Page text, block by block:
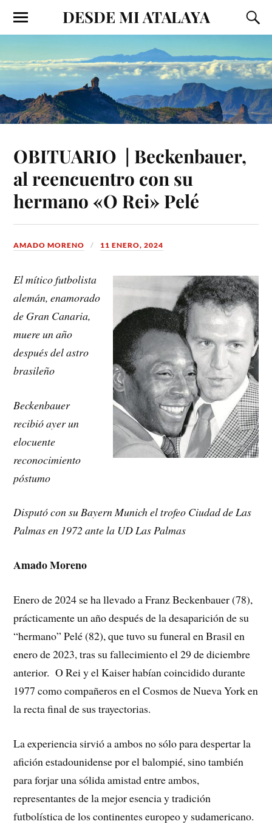
DESDE MI ATALAYA
OBITUARIO | Beckenbauer,
al reencuentro con su
hermano «O Rei» Pelé
AMADO MORENO 11 ENERO, 2024
El mítico futbolista
alemán, enamorado
de Gran Canaria,
muere un año
después del astro
brasileño
Beckenbauer
recibió ayer un
elocuente
reconocimiento
póstumo
Disputó con su Bayern Munich el trofeo Ciudad de Las
Palmas en 1972 ante la UD Las Palmas
Amado Moreno
Enero de 2024 se ha llevado a Franz Beckenbauer (78),
prácticamente un año después de la desaparición de su
“hermano” Pelé (82), que tuvo su funeral en Brasil en
enero de 2023, tras su fallecimiento el 29 de diciembre
anterior. O Rei y el Kaiser habían coincidido durante
1977 como compañeros en el Cosmos de Nueva York en
la recta final de sus trayectorias.
La experiencia sirvió a ambos no sólo para despertar la
afición estadounidense por el balompié, sino también
para forjar una sólida amistad entre ambos,
representantes de la mejor esencia y tradición
futbolística de los continentes europeo y sudamericano.